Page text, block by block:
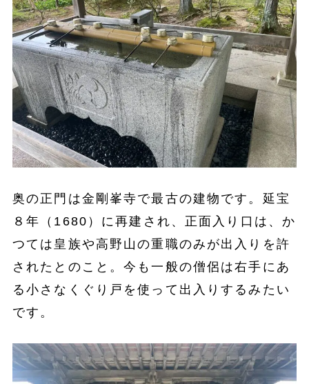
奥の正門は金剛峯寺で最古の建物です。延宝
８年（1680）に再建され、正面入り口は、か
つては皇族や高野山の重職のみが出入りを許
されたとのこと。今も一般の僧侶は右手にあ
る小さなくぐり戸を使って出入りするみたい
です。